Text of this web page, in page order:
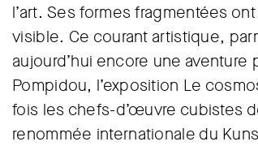
l’art. Ses formes fragmentées
visible. Ce courant artistique,
aujourd’hui encore une
Pompidou, l’exposition Le
fois les chefs-d’œuvre cubistes
renommée internationale du